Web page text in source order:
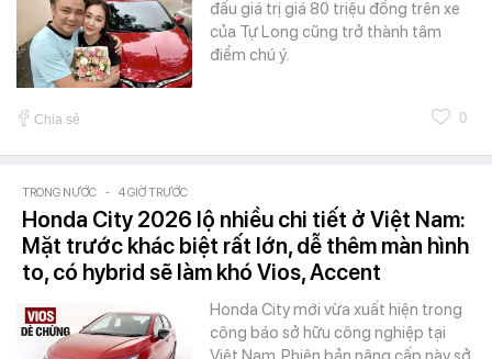
đấu giá trị giá 80 triệu đồng trên xe
của Tự Long cũng trở thành tâm
điểm chú ý.
Chia sẻ 0
TRONG NƯỚC - 4 GIỜ TRƯỚC
Honda City 2026 lộ nhiều chi tiết ở Việt Nam:
Mặt trước khác biệt rất lớn, dễ thêm màn hình
to, có hybrid sẽ làm khó Vios, Accent
Honda City mới vừa xuất hiện trong
công báo sở hữu công nghiệp tại